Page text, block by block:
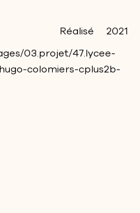
Réalisé 2021